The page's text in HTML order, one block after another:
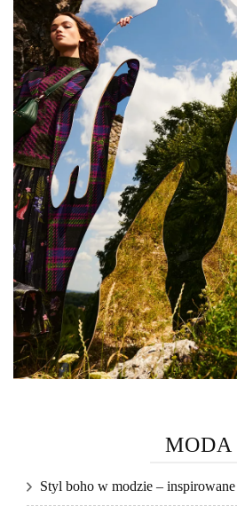
MODA
Styl boho w modzie –